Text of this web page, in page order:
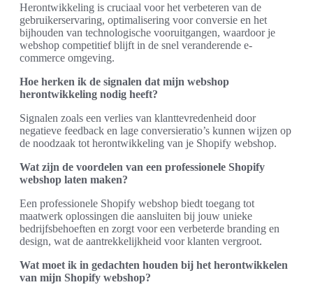
Herontwikkeling is cruciaal voor het verbeteren van de
gebruikerservaring, optimalisering voor conversie en het
bijhouden van technologische vooruitgangen, waardoor je
webshop competitief blijft in de snel veranderende e-
commerce omgeving.
Hoe herken ik de signalen dat mijn webshop
herontwikkeling nodig heeft?
Signalen zoals een verlies van klanttevredenheid door
negatieve feedback en lage conversieratio’s kunnen wijzen op
de noodzaak tot herontwikkeling van je Shopify webshop.
Wat zijn de voordelen van een professionele Shopify
webshop laten maken?
Een professionele Shopify webshop biedt toegang tot
maatwerk oplossingen die aansluiten bij jouw unieke
bedrijfsbehoeften en zorgt voor een verbeterde branding en
design, wat de aantrekkelijkheid voor klanten vergroot.
Wat moet ik in gedachten houden bij het herontwikkelen
van mijn Shopify webshop?